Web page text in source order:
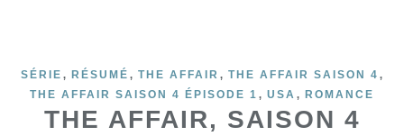
SÉRIE , RÉSUMÉ , THE AFFAIR , THE AFFAIR SAISON 4 ,
THE AFFAIR SAISON 4 ÉPISODE 1 , USA , ROMANCE
THE AFFAIR, SAISON 4